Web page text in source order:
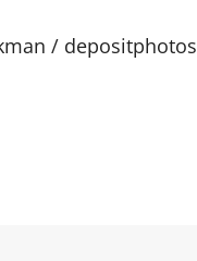
/ depositphotos